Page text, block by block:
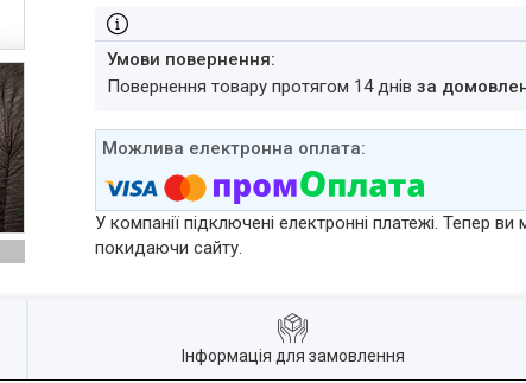
повернення товару протягом 14 днівза
У компанії підключені електронні платежі. Тепер
покидаючи сайту.
Інформація для замовлення